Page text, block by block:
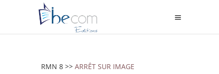
RMN 8 >> ARRÊT SUR IMAGE